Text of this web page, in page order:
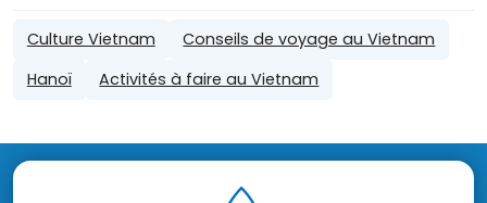
Culture Vietnam
Conseils de voyage au Vietnam
Hanoï
Activités à faire au Vietnam